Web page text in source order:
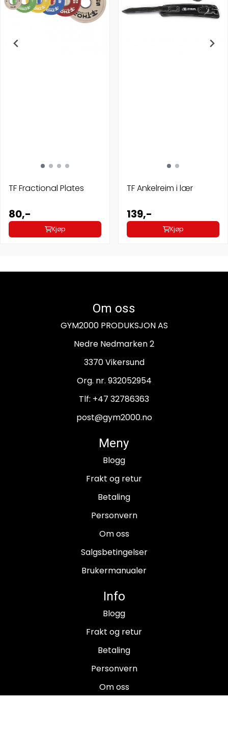
TF Fractional Plates
80,-
Kjøp
TF Ankelreim i lær
139,-
Kjøp
Om oss
GYM2000 PRODUKSJON AS
Nedre Nedmarken 2
3370 Vikersund
Org. nr. 932052954
Tlf: +47 32786363
post@gym2000.no
Meny
Blogg
Frakt og retur
Betaling
Personvern
Om oss
Salgsbetingelser
Brukermanualer
Info
Blogg
Frakt og retur
Betaling
Personvern
Om oss